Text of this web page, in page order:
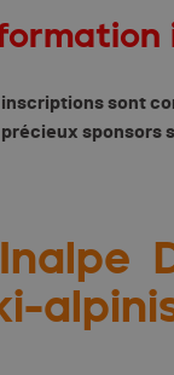
inscriptions sont
sponsors